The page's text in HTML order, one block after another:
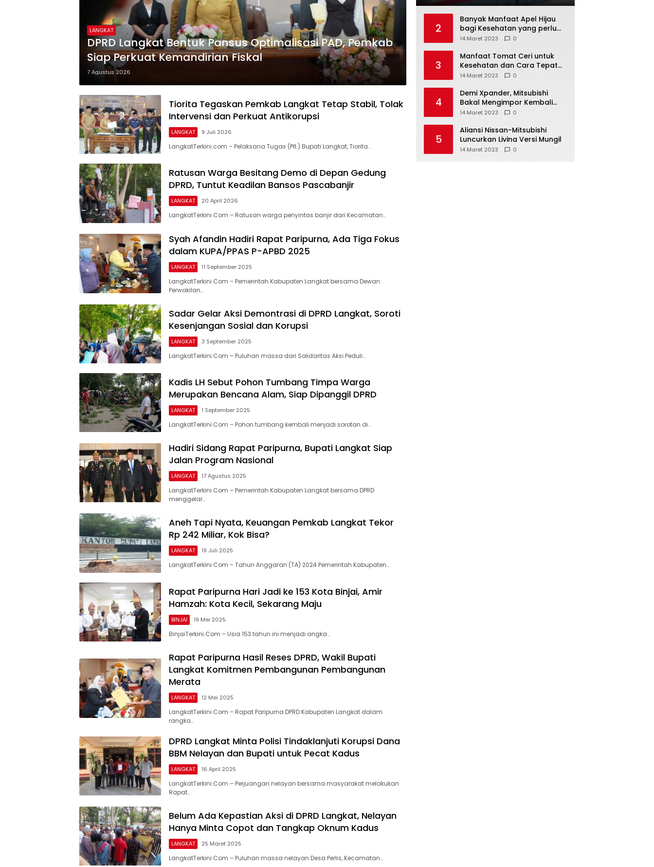
LANGKAT
DPRD Langkat Bentuk Pansus Optimalisasi PAD, Pemkab
Siap Perkuat Kemandirian Fiskal
7 Agustus 2026
Tiorita Tegaskan Pemkab Langkat Tetap Stabil, Tolak
Intervensi dan Perkuat Antikorupsi
LANGKAT 9 Juli 2026
LangkatTerkini.com – Pelaksana Tugas (Plt.) Bupati Langkat, Tiorita…
Ratusan Warga Besitang Demo di Depan Gedung
DPRD, Tuntut Keadilan Bansos Pascabanjir
LANGKAT 20 April 2026
LangkatTerkini.Com – Ratusan warga penyintas banjir dari Kecamatan…
Syah Afandin Hadiri Rapat Paripurna, Ada Tiga Fokus
dalam KUPA/PPAS P-APBD 2025
LANGKAT 11 September 2025
LangkatTerkini.Com – Pemerintah Kabupaten Langkat bersama Dewan
Perwakilan…
Sadar Gelar Aksi Demontrasi di DPRD Langkat, Soroti
Kesenjangan Sosial dan Korupsi
LANGKAT 3 September 2025
LangkatTerkini.Com – Puluhan massa dari Solidaritas Aksi Peduli…
Kadis LH Sebut Pohon Tumbang Timpa Warga
Merupakan Bencana Alam, Siap Dipanggil DPRD
LANGKAT 1 September 2025
LangkatTerkini.Com – Pohon tumbang kembali menjadi sorotan di…
Hadiri Sidang Rapat Paripurna, Bupati Langkat Siap
Jalan Program Nasional
LANGKAT 17 Agustus 2025
LangkatTerkini.Com – Pemerintah Kabupaten Langkat bersama DPRD
menggelar…
Aneh Tapi Nyata, Keuangan Pemkab Langkat Tekor
Rp 242 Miliar, Kok Bisa?
LANGKAT 19 Juli 2025
LangkatTerkini.Com – Tahun Anggaran (TA) 2024 Pemerintah Kabupaten…
Rapat Paripurna Hari Jadi ke 153 Kota Binjai, Amir
Hamzah: Kota Kecil, Sekarang Maju
BINJAI 19 Mei 2025
BinjaiTerkini.Com – Usia 153 tahun ini menjadi angka…
Rapat Paripurna Hasil Reses DPRD, Wakil Bupati
Langkat Komitmen Pembangunan Pembangunan
Merata
LANGKAT 12 Mei 2025
LangkatTerkini.Com – Rapat Paripurna DPRD Kabupaten Langkat dalam
rangka…
DPRD Langkat Minta Polisi Tindaklanjuti Korupsi Dana
BBM Nelayan dan Bupati untuk Pecat Kadus
LANGKAT 16 April 2025
LangkatTerkini.Com – Perjuangan nelayan bersama masyarakat melakukan
Rapat…
Belum Ada Kepastian Aksi di DPRD Langkat, Nelayan
Hanya Minta Copot dan Tangkap Oknum Kadus
LANGKAT 25 Maret 2025
LangkatTerkini.Com – Puluhan massa nelayan Desa Perlis, Kecamatan…
2
Banyak Manfaat Apel Hijau
bagi Kesehatan yang perlu
Anda ketahui
14 Maret 2023 0
3
Manfaat Tomat Ceri untuk
Kesehatan dan Cara Tepat
Mengonsumsinya
14 Maret 2023 0
4
Demi Xpander, Mitsubishi
Bakal Mengimpor Kembali
Pajero Sport
14 Maret 2023 0
5
Aliansi Nissan-Mitsubishi
Luncurkan Livina Versi Mungil
14 Maret 2023 0